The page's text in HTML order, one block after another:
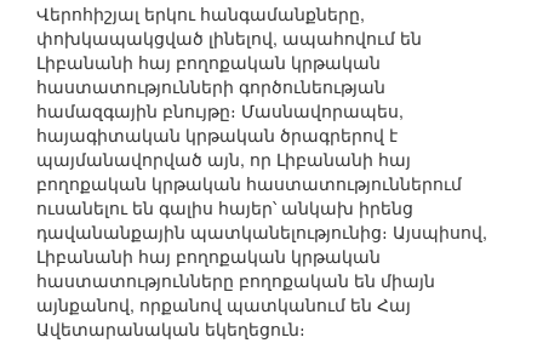
Վերոհիշյալ երկու հանգամանքները,
փոխկապակցված լինելով, ապահովում են
Լիբանանի հայ բողոքական կրթական
հաստատությունների գործունեության
համազգային բնույթը։ Մասնավորապես,
հայագիտական կրթական ծրագրերով է
պայմանավորված այն, որ Լիբանանի հայ
բողոքական կրթական հաստատություններում
ուսանելու են գալիս հայեր՝ անկախ իրենց
դավանանքային պատկանելությունից։ Այսպիսով,
Լիբանանի հայ բողոքական կրթական
հաստատությունները բողոքական են միայն
այնքանով, որքանով պատկանում են Հայ
Ավետարանական եկեղեցուն։